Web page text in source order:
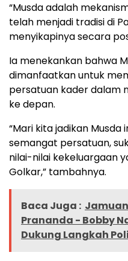
“Musda adalah
telah menjadi tradisi di
menyikapinya secara
Ia menekankan bahwa
dimanfaatkan untuk
persatuan kader dalam
ke depan.
“Mari kita jadikan Musda
semangat persatuan,
nilai-nilai kekeluargaan
Golkar,” tambahnya.
Baca Juga :
Prananda - Bobby
Dukung Langkah